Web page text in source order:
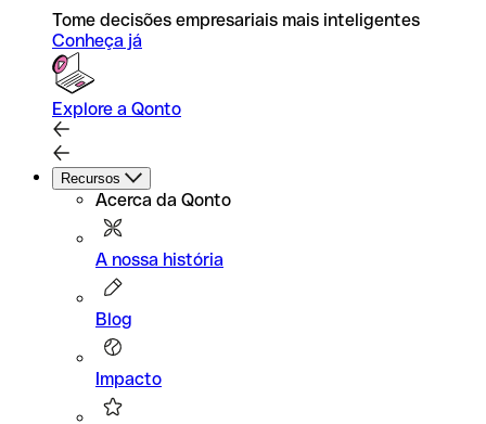
Tome decisões empresariais mais inteligentes
Conheça já
Explore a Qonto
Recursos
Acerca da Qonto
A nossa história
Blog
Impacto